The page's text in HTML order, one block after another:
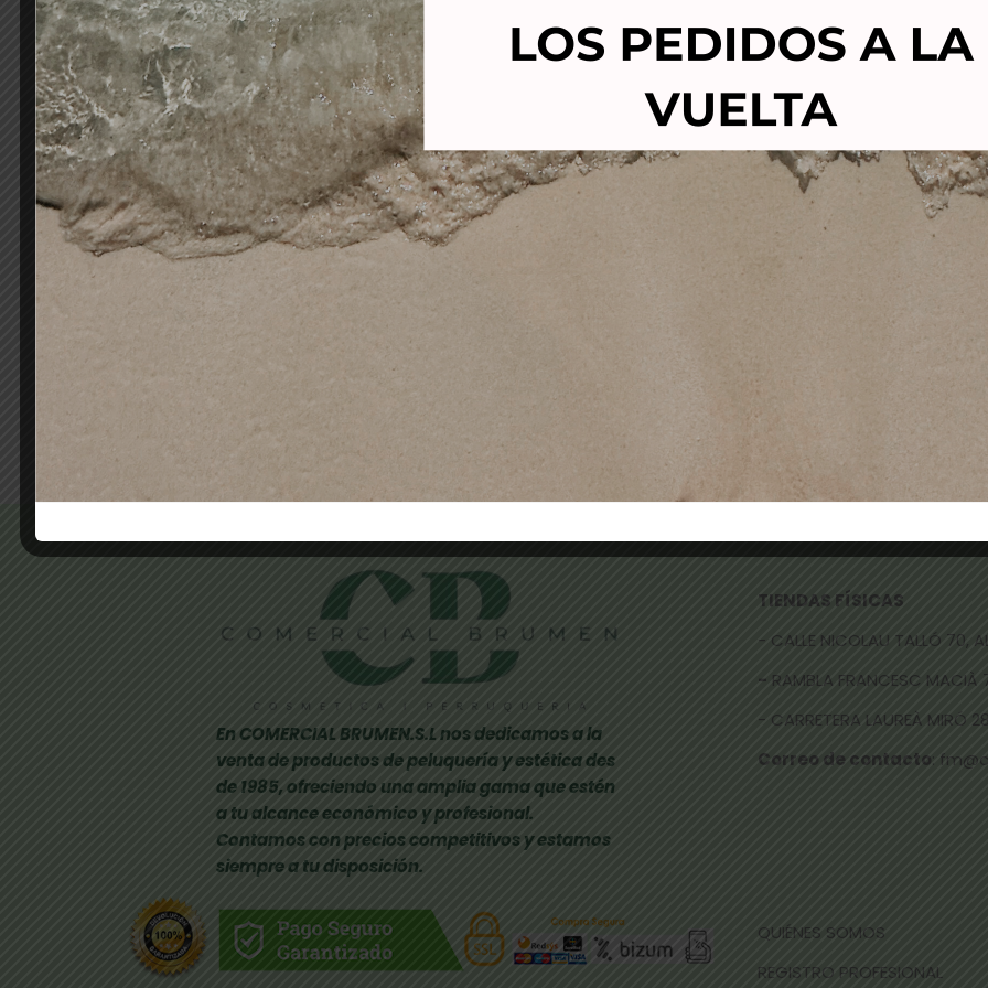
LIMA PULIDOR-
ABRILLANTADOR 4 CARAS
1,90 € €
Añadir al carrito
15,00
BRUMEN NAILS POLVO
ACRÍLICO EXTRA WHITE
€
Añadir al carrito
En COMERCIAL BRUMEN.S.L nos dedicamos a la
venta de productos de peluquería y estética des
de 1985, ofreciendo una amplia gama que estén
a tu alcance económico y profesional.
Contamos con precios competitivos y estamos
siempre a tu disposición.
TIENDAS FÍSICAS
- CALLE NICOLAU TALLÓ 70,
- RAMBLA FRANCESC MACIÀ
- CARRETERA LAUREÀ MIRÓ
Correo de contacto:
QUIÉNES SOMOS
REGISTRO PROFESIONAL